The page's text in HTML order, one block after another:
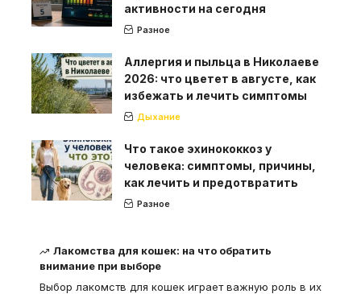
активности на сегодня
Разное
Аллергия и пыльца в Николаеве
2026: что цветет в августе, как
избежать и лечить симптомы
Дыхание
Что такое эхинококкоз у
человека: симптомы, причины,
как лечить и предотвратить
Разное
Лакомства для кошек: на что обратить
внимание при выборе
Выбор лакомств для кошек играет важную роль в их